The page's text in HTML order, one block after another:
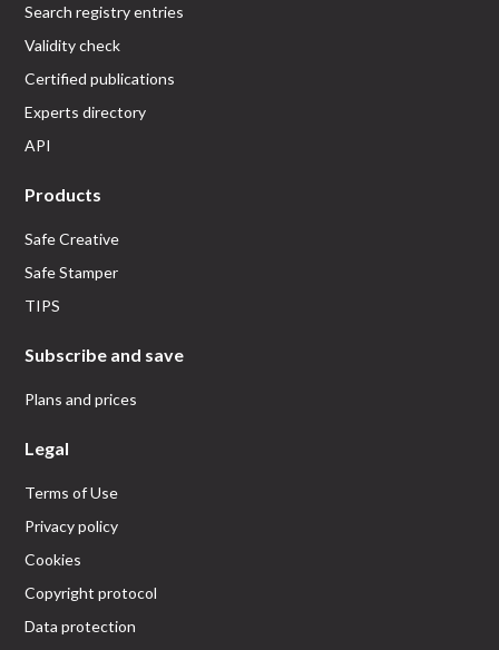
Search registry entries
Validity check
Certified publications
Experts directory
API
Products
Safe Creative
Safe Stamper
TIPS
Subscribe and save
Plans and prices
Legal
Terms of Use
Privacy policy
Cookies
Copyright protocol
Data protection